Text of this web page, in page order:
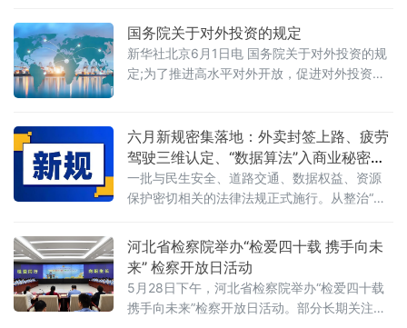
重要评估参数可以随意调整、评估依据可以凭
空缺失——这张资本市场“看门人”的名片，还剩
下几分信度？上述场景并非危言耸听。近日，
财政部公布的2025年度资产评估行业联合检查
评估机构、12名
国务院关于对外投资的规定
新华社北京6月1日电 国务院关于对外投资的规
定;为了推进高水平对外开放，促进对外投资高
全、发展利益，根据《中华人民共和国对外关
系法》、《中华人民共和国对外贸易法》等法
律，制定本规定。第二条&emsp;中华人民共和
国境内（以下简称中国境内）投资者对外投
六月新规密集落地：外卖封签上路、疲劳
驾驶三维认定、“数据算法”入商业秘密保
护范围
一批与民生安全、道路交通、数据权益、资源
保护密切相关的法律法规正式施行。从整治“幽
维判定到“开门杀”责任明确，从商业秘密保护扩
围到城乡供水统筹管理——多项新规聚焦社会
关切，织密权益保障网，守护公众日常生活。
网络餐饮全链条严管：外卖必须“封口”，商家必
须“亮证”《网络餐饮服务经营者落实食品安全主
河北省检察院举办“检爱四十载 携手向未
来” 检察开放日活动
5月28日下午，河北省检察院举办“检爱四十载
携手向未来”检察开放日活动。部分长期关注未